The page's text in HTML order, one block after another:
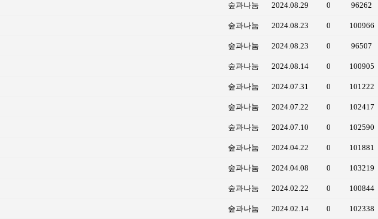
숲과나눔 2024.08.29 0 96262
숲과나눔 2024.08.23 0 100966
숲과나눔 2024.08.23 0 96507
숲과나눔 2024.08.14 0 100905
숲과나눔 2024.07.31 0 101222
숲과나눔 2024.07.22 0 102417
숲과나눔 2024.07.10 0 102590
숲과나눔 2024.04.22 0 101881
숲과나눔 2024.04.08 0 103219
숲과나눔 2024.02.22 0 100844
숲과나눔 2024.02.14 0 102338